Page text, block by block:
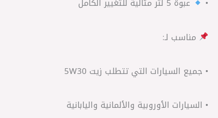
مناسب لـ:
• جميع السيارات التي تتطلب زيت 5W30
• السيارات الأوروبية والألمانية واليابانية